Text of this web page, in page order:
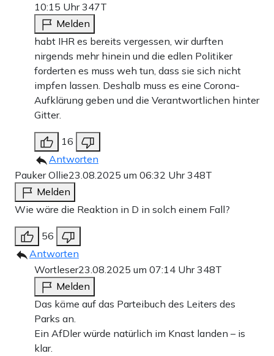
10:15 Uhr347T
Melden
habt IHR es bereits vergessen, wir durften
nirgends mehr hinein und die edlen Politiker
forderten es muss weh tun, dass sie sich nicht
impfen lassen. Deshalb muss es eine Corona-
Aufklärung geben und die Verantwortlichen hinter
Gitter.
16
Antworten
Pauker Ollie23.08.2025 um 06:32 Uhr348T
Melden
Wie wäre die Reaktion in D in solch einem Fall?
56
Antworten
Wortleser23.08.2025 um 07:14 Uhr348T
Melden
Das käme auf das Parteibuch des Leiters des
Parks an.
Ein AfDler würde natürlich im Knast landen – is
klar.